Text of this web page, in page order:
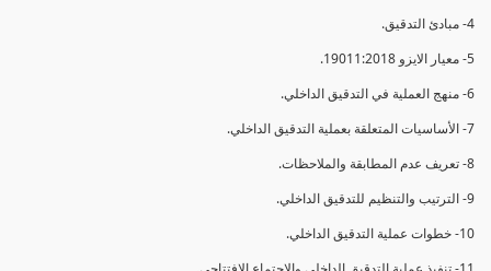
4- مبادئ التدقيق.
5- معيار الايزو 19011:2018.
6- منهج العملية في التدقيق الداخلي.
7- الأساسيات المتعلقة بعملية التدقيق الداخلي.
8- تعريف عدم المطابقة والملاحظات.
9- الترتيب والتنظيم للتدقيق الداخلي.
10- خطوات عملية التدقيق الداخلي.